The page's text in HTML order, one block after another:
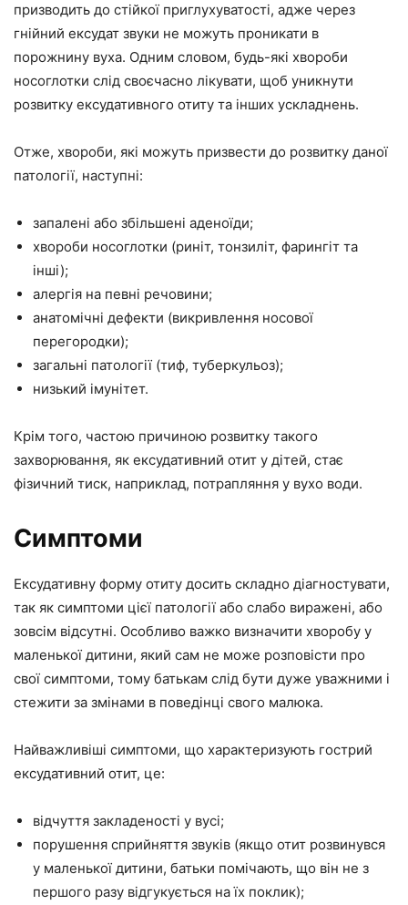
призводить до стійкої приглухуватості, адже через
гнійний ексудат звуки не можуть проникати в
порожнину вуха. Одним словом, будь-які хвороби
носоглотки слід своєчасно лікувати, щоб уникнути
розвитку ексудативного отиту та інших ускладнень.
Отже, хвороби, які можуть призвести до розвитку даної
патології, наступні:
запалені або збільшені аденоїди;
хвороби носоглотки (риніт, тонзиліт, фарингіт та
інші);
алергія на певні речовини;
анатомічні дефекти (викривлення носової
перегородки);
загальні патології (тиф, туберкульоз);
низький імунітет.
Крім того, частою причиною розвитку такого
захворювання, як ексудативний отит у дітей, стає
фізичний тиск, наприклад, потрапляння у вухо води.
Симптоми
Ексудативну форму отиту досить складно діагностувати,
так як симптоми цієї патології або слабо виражені, або
зовсім відсутні. Особливо важко визначити хворобу у
маленької дитини, який сам не може розповісти про
свої симптоми, тому батькам слід бути дуже уважними і
стежити за змінами в поведінці свого малюка.
Найважливіші симптоми, що характеризують гострий
ексудативний отит, це:
відчуття закладеності у вусі;
порушення сприйняття звуків (якщо отит розвинувся
у маленької дитини, батьки помічають, що він не з
першого разу відгукується на їх поклик);